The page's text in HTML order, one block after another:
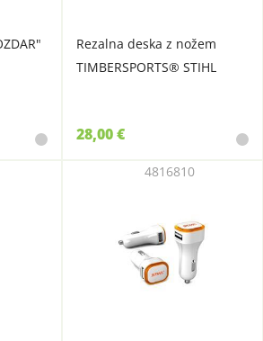
Rezalna deska z nožem
TIMBERSPORTS® STIHL
28,00 €
4816810